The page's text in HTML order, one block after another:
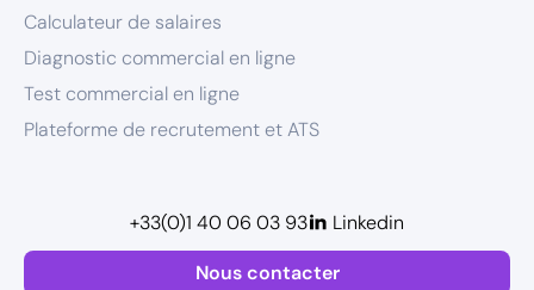
Calculateur de salaires
Diagnostic commercial en ligne
Test commercial en ligne
Plateforme de recrutement et ATS
Nous contacter
+33(0)1 40 06 03 93 Linkedin